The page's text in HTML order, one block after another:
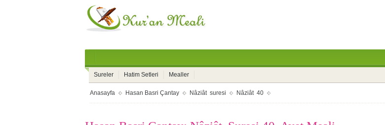
Sureler Hatim Setleri Mealler
Anasayfa Hasan Basri Çantay Nâziât suresi Nâziât 40